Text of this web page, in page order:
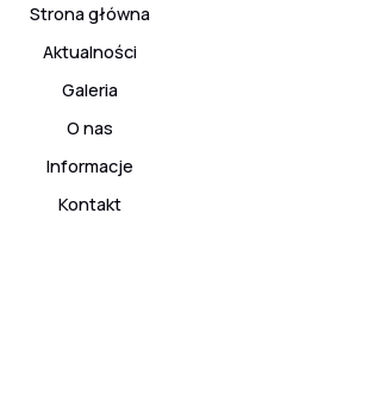
Strona główna
Aktualności
Galeria
O nas
Informacje
Kontakt